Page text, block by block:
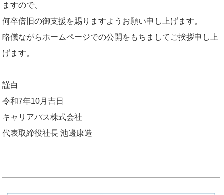
ますので、
何卒倍旧の御支援を賜りますようお願い申し上げます。
略儀ながらホームページでの公開をもちましてご挨拶申し上
げます。
謹白
令和7年10月吉日
キャリアパス株式会社
代表取締役社長 池邊康造